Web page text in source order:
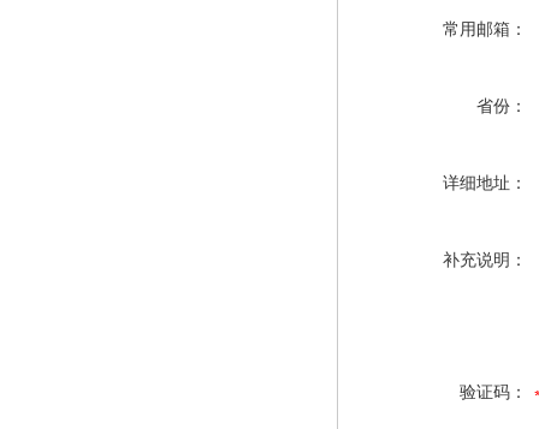
常用邮箱：
省份：
详细地址：
补充说明：
验证码：